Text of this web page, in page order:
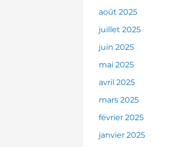
août 2025
juillet 2025
juin 2025
mai 2025
avril 2025
mars 2025
février 2025
janvier 2025